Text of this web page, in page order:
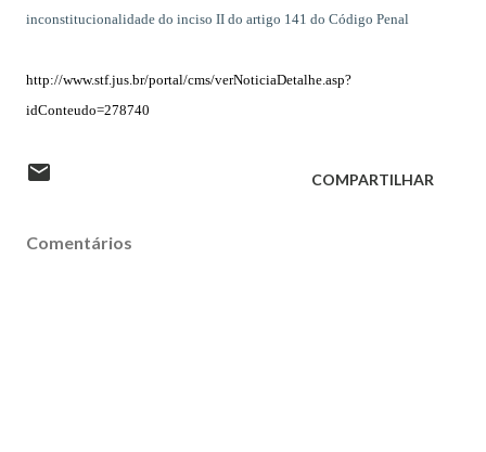
inconstitucionalidade do inciso II do artigo 141 do Código Penal
http://www.stf.jus.br/portal/cms/verNoticiaDetalhe.asp?
idConteudo=278740
COMPARTILHAR
Comentários